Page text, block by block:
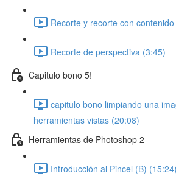
Recorte y recorte con
Recorte de perspectiva (3:45)
Capitulo bono 5!
capitulo bono limpiando una
herramientas vistas (20:08)
Herramientas de Photoshop 2
Introducción al Pincel (B) (15:24)